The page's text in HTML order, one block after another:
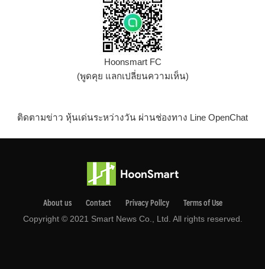
Hoonsmart FC
(พูดคุย แลกเปลี่ยนความเห็น)
ติดตามข่าว หุ้นเด่นระหว่างวัน ผ่านช่องทาง Line OpenChat
About us Contact Privacy Pollcy Terms of Use
Copyright © 2021 Smart News Co., Ltd. All rights reserved.